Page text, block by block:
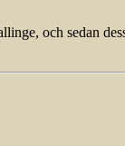
och sedan